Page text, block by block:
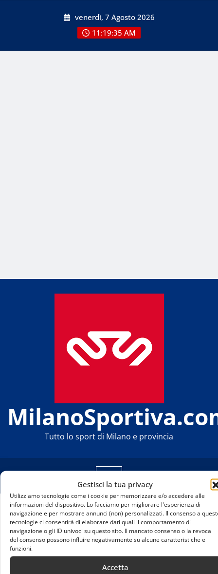
Gestisci la tua privacy
Utilizziamo tecnologie come i cookie per memorizzare e/o accedere alle
informazioni del dispositivo. Lo facciamo per migliorare l'esperienza di
navigazione e per mostrare annunci (non) personalizzati. Il consenso a
tecnologie ci consentirà di elaborare dati quali il comportamento di
navigazione o gli ID univoci su questo sito. Il mancato consenso o la revoca
del consenso possono influire negativamente su alcune caratteristiche e
funzioni.
Accetta
venerdì, 7 Agosto 2026
11:19:36 AM
Tutto lo sport di Milano e provincia
Home
Filippo Bartolucci sbarca a Milano: il miglior
centrale della Serie A2 pronto per la SuperLega